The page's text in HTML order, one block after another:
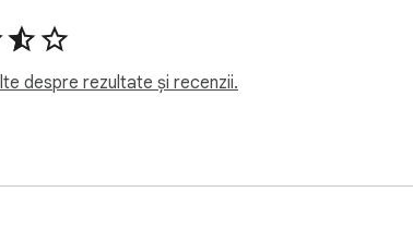
despre rezultate și recenzii.